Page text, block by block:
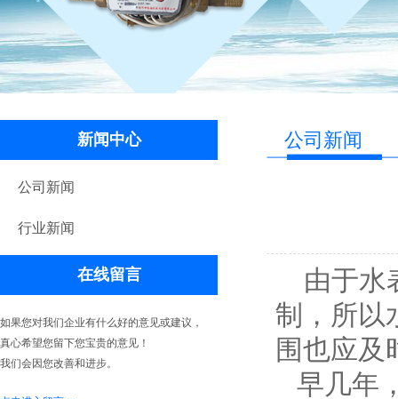
新闻中心
公司新闻
行业新闻
在线留言
如果您对我们企业有什么好的意见或建议，
真心希望您留下您宝贵的意见！
我们会因您改善和进步。
公司新闻
由于水
制，所以
围也应及
早几年